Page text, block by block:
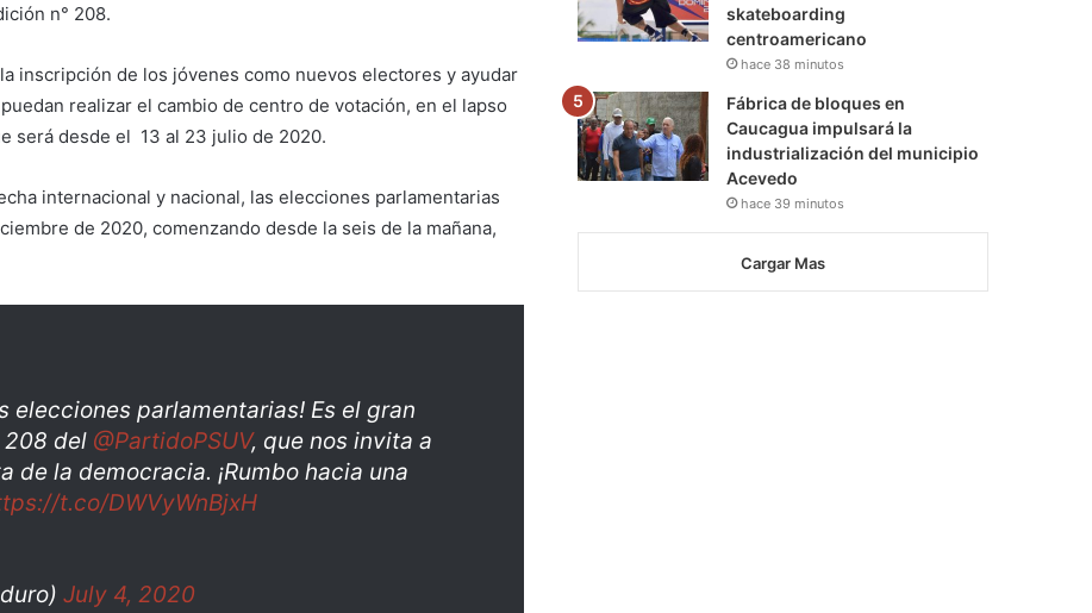
n° 208.
inscripción de los jóvenes como nuevos electores y ayudar
realizar el cambio de centro de votación, en el lapso
será desde el 13 al 23 julio de 2020.
internacional y nacional, las elecciones parlamentarias
de 2020, comenzando desde la seis de la mañana,
elecciones parlamentarias! Es el gran
208 del @PartidoPSUV, que nos invita a
la democracia. ¡Rumbo hacia una
t.co/DWVyWnBjxH
July 4, 2020
skateboarding
centroamericano
hace 38 minutos
Fábrica de bloques en
Caucagua impulsará la
industrialización del municipio
Acevedo
hace 39 minutos
Cargar Mas